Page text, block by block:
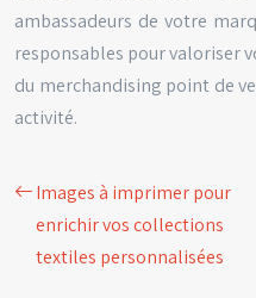
ambassadeurs de votre
responsables pour valoriser
du merchandising point de
activité.
Images à imprimer pour
enrichir vos collections
textiles personnalisées